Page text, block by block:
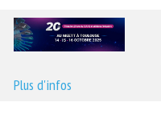
Plus d'infos